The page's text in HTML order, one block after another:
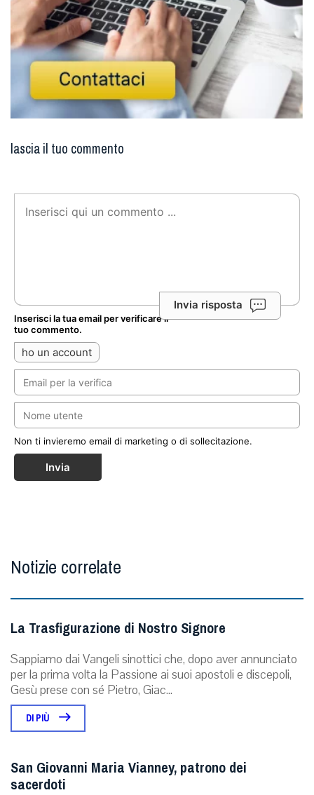
lascia il tuo commento
Invia risposta
Inserisci la tua email per verificare il
tuo commento.
ho un account
Non ti invieremo email di marketing o di sollecitazione.
Invia
Notizie correlate
La Trasfigurazione di Nostro Signore
Sappiamo dai Vangeli sinottici che, dopo aver annunciato
per la prima volta la Passione ai suoi apostoli e discepoli,
Gesù prese con sé Pietro, Giac...
DI PIÙ
San Giovanni Maria Vianney, patrono dei
sacerdoti